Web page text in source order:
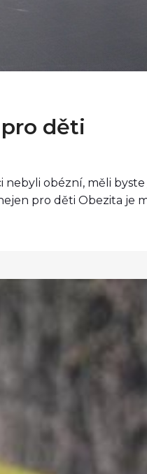
děti
nebyli obézní, měli
pro děti Obezita je